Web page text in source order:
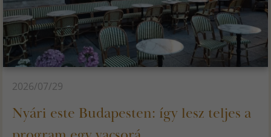
2026/07/29
Nyári este Budapesten: így lesz teljes a